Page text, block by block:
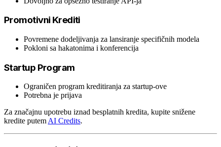
Promotivni Krediti
Povremene dodeljivanja za lansiranje specifičnih modela
Pokloni sa hakatonima i konferencija
Startup Program
Ograničen program kreditiranja za startup-ove
Potrebna je prijava
Za značajnu upotrebu iznad besplatnih kredita, kupite snižene
kredite putemAI Credits.